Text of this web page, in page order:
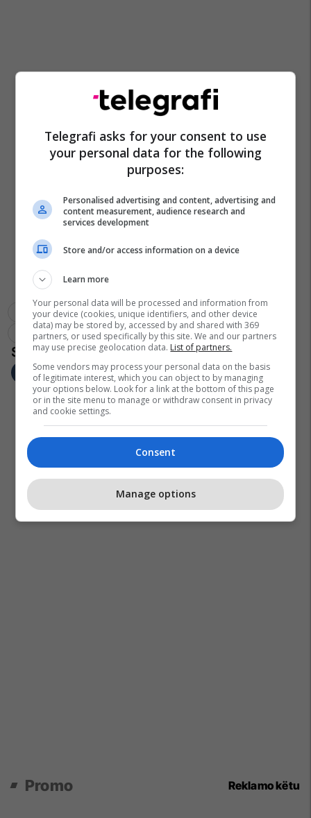
Ballkon Rrethojat Aksion Guangdong
Kinë
Zjarrfikësit
Promo Reklamo këtu
Telegrafi asks for your consent to use
your personal data for the following
purposes:
Personalised advertising and content, advertising and
content measurement, audience research and
services development
Store and/or access information on a device
Learn more
Your personal data will be processed and information from
your device (cookies, unique identifiers, and other device
data) may be stored by, accessed by and shared with 369
partners, or used specifically by this site. We and our partners
may use precise geolocation data. List of partners.
Some vendors may process your personal data on the basis
of legitimate interest, which you can object to by managing
your options below. Look for a link at the bottom of this page
or in the site menu to manage or withdraw consent in privacy
and cookie settings.
Consent
Manage options